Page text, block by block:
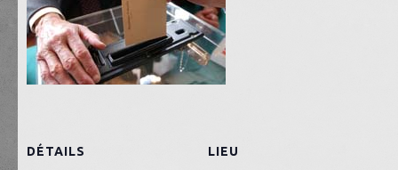
DÉTAILS LIEU